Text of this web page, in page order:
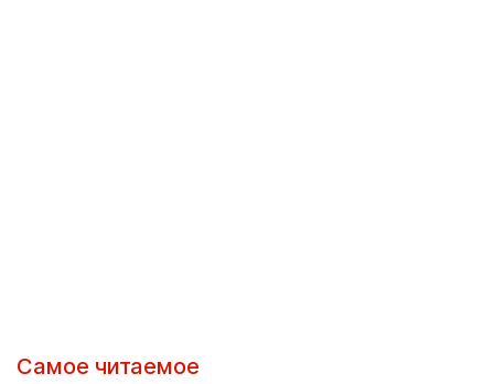
Самое читаемое